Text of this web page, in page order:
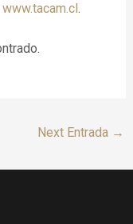
www.tacam.cl .
Next Entrada →